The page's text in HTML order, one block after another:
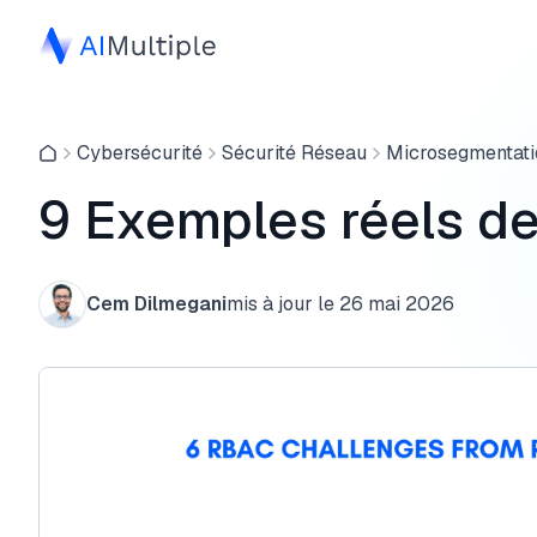
Cybersécurité Sécurité Réseau
9 Exemples réels
Cem Dilmeganimis à jour le 26 mai 2026